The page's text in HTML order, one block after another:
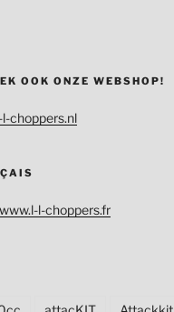
OOK ONZE WEBSHOP!
choppers.nl
l-choppers.fr